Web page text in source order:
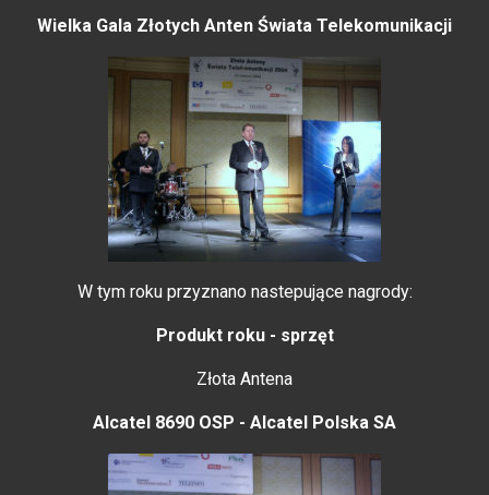
Wielka Gala Złotych Anten Świata Telekomunikacji
W tym roku przyznano nastepujące nagrody:
Produkt roku - sprzęt
Złota Antena
Alcatel 8690 OSP - Alcatel Polska SA